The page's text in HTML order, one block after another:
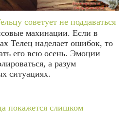
советует не поддаваться
махинации. Если в
Телец наделает ошибок, то
его всю осень. Эмоции
а разум
ситуациях.
покажется слишком